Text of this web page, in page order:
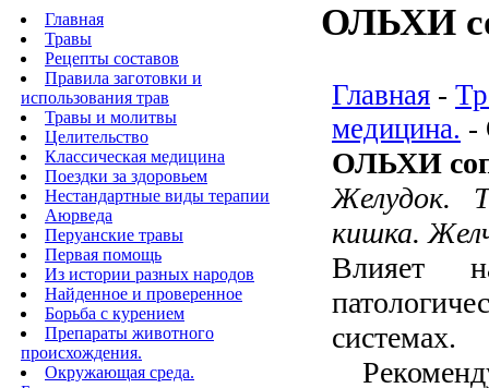
Главная
Травы
Рецепты составов
Правила заготовки и
использования трав
Травы и молитвы
Целительство
Классическая медицина
Поездки за здоровьем
Нестандартные виды терапии
Аюрведа
Перуанские травы
Первая помощь
Из истории разных народов
Найденное и проверенное
Борьба с курением
Препараты животного
происхождения.
Окружающая среда.
ОЛЬХИ
Главная -
медицина. -
ОЛЬХИ
Желудок.
кишка.
Влияет
системах.